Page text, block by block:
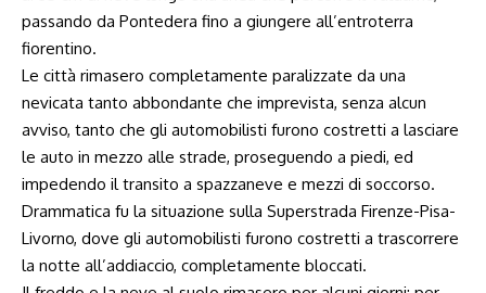
passando da Pontedera fino a giungere all’entroterra
fiorentino.
Le città rimasero completamente paralizzate da una
nevicata tanto abbondante che imprevista, senza alcun
avviso, tanto che gli automobilisti furono costretti a lasciare
le auto in mezzo alle strade, proseguendo a piedi, ed
impedendo il transito a spazzaneve e mezzi di soccorso.
Drammatica fu la situazione sulla Superstrada Firenze-Pisa-
Livorno, dove gli automobilisti furono costretti a trascorrere
la notte all’addiaccio, completamente bloccati.